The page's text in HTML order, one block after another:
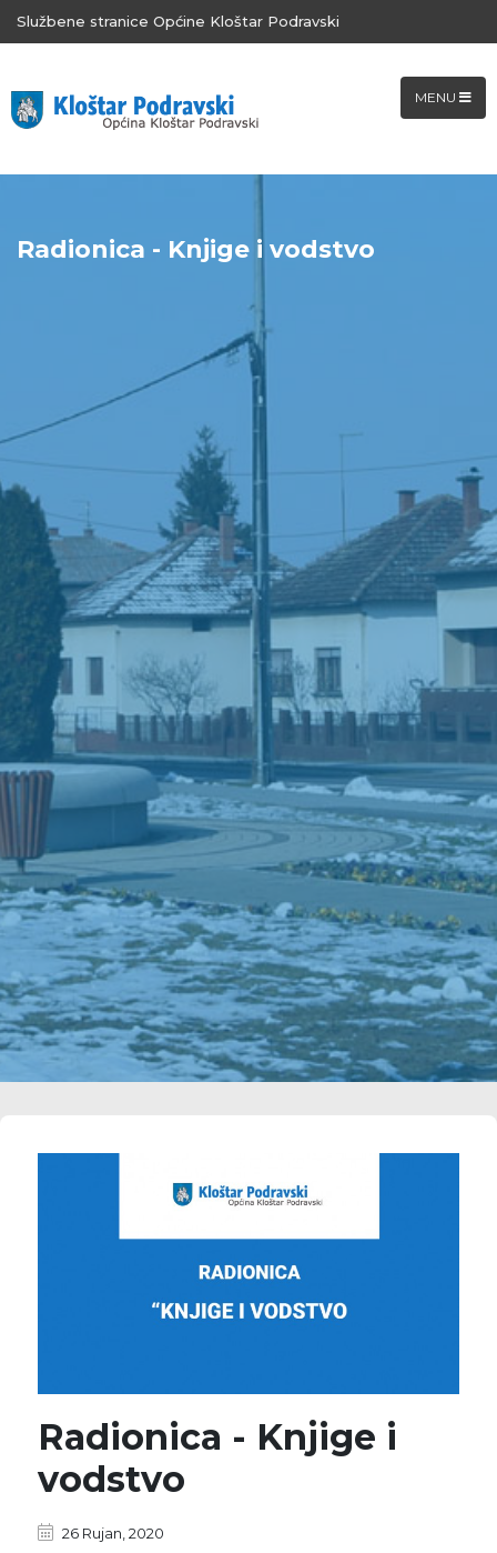
Službene stranice Općine Kloštar Podravski
MENU
Radionica - Knjige i vodstvo
Radionica - Knjige i
vodstvo
26 Rujan, 2020